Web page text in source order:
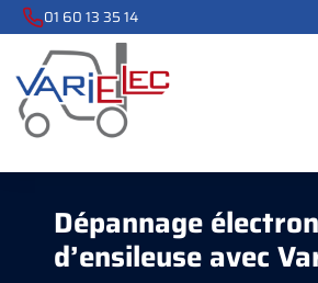
01 60 13 35 14
Dépannage
d’ensileuse avec